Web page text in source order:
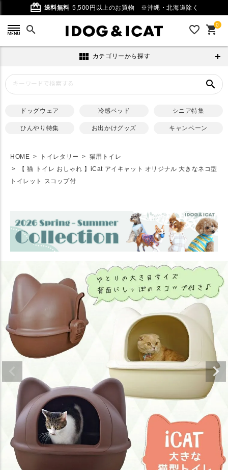
card_giftcard 送料無料 5,500円以上のお買物 ※沖縄・北海道除く
search favorite_outline 0
shopping_cart
view_module カテゴリーから探す
search
ドッグウェア 冷感ベッド シニア特集
ひんやり特集 お出かけグッズ キャンペーン
HOME トイレタリー
猫用トイレ
【 猫 トイレ おしゃれ 】iCat アイキャット オリジナル 大きなネコ型
トイレット スコップ付